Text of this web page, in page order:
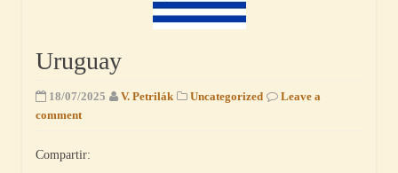
Uruguay
18/07/2025 V. Petrilák Uncategorized
Leave a
comment
Compartir: